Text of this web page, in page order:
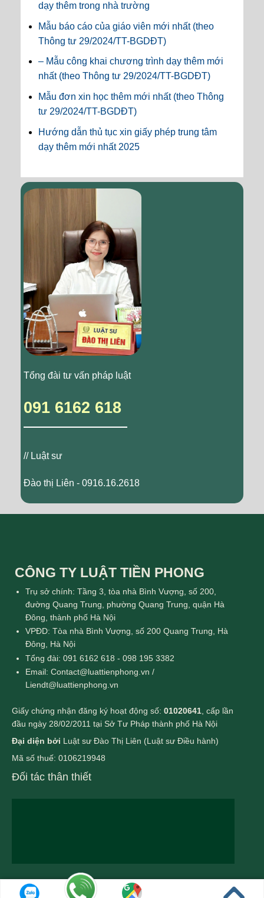
dạy thêm trong nhà trường
Mẫu báo cáo của giáo viên mới nhất (theo
Thông tư 29/2024/TT-BGDĐT)
– Mẫu công khai chương trình dạy thêm mới
nhất (theo Thông tư 29/2024/TT-BGDĐT)
Mẫu đơn xin học thêm mới nhất (theo Thông
tư 29/2024/TT-BGDĐT)
Hướng dẫn thủ tục xin giấy phép trung tâm
dạy thêm mới nhất 2025
Tổng đài tư vấn pháp luật
091 6162 618
// Luật sư
Đào thị Liên - 0916.16.2618
CÔNG TY LUẬT TIỀN PHONG
Trụ sở chính: Tầng 3, tòa nhà Bình Vượng, số 200,
đường Quang Trung, phường Quang Trung, quận Hà
Đông, thành phố Hà Nội
VPĐD: Tòa nhà Bình Vượng, số 200 Quang Trung, Hà
Đông, Hà Nội
Tổng đài: 091 6162 618 - 098 195 3382
Email: Contact@luattienphong.vn /
Liendt@luattienphong.vn
Giấy chứng nhận đăng ký hoạt động số: 01020641 , cấp lần
đầu ngày 28/02/2011 tại Sở Tư Pháp thành phố Hà Nội
Đại diện bởi Luật sư Đào Thị Liên (Luật sư Điều hành)
Mã số thuế: 0106219948
Đối tác thân thiết